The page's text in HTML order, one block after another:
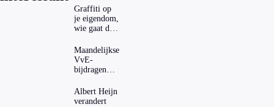
Graffiti op
je eigendom,
wie gaat dat
Maandelijkse
VvE-
bijdragen
dat invloed
op je
Albert Heijn
verandert